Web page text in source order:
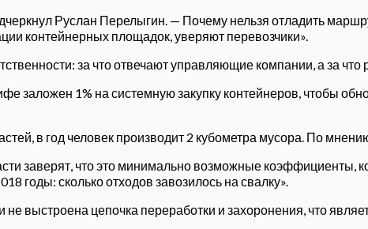
Руслан Перелыгин. — Почему нельзя отладить
контейнерных площадок, уверяют перевозчики».
за что отвечают управляющие компании, а за
заложен 1% на системную закупку контейнеров, чтобы
в год человек производит 2 кубометра мусора. По
заверят, что это минимально возможные
годы: сколько отходов завозилось на свалку».
не выстроена цепочка переработки и захоронения, что